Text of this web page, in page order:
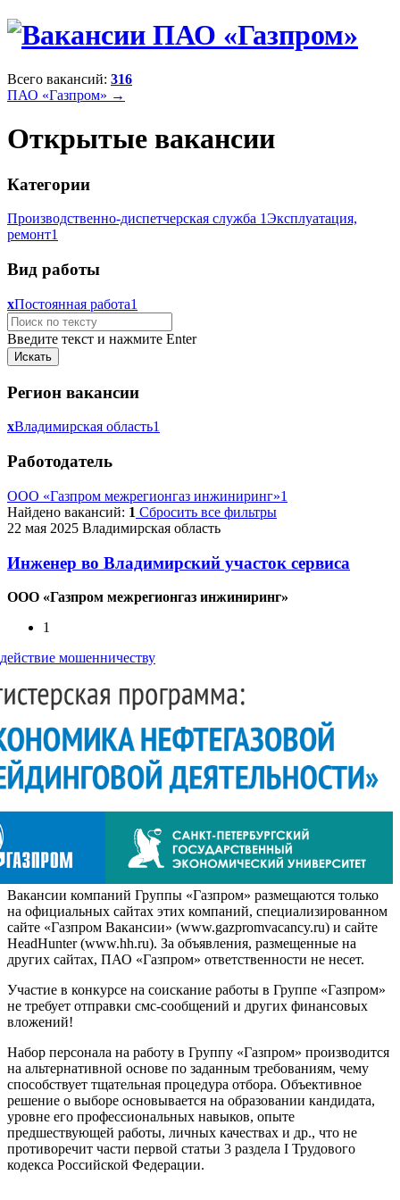
Всего вакансий: 316
ПАО «Газпром» →
Открытые вакансии
Категории
Производственно-диспетчерская служба 1Эксплуатация,
ремонт1
Вид работы
xПостоянная работа1
Введите текст и нажмите Enter
Регион вакансии
xВладимирская область1
Работодатель
ООО «Газпром межрегионгаз инжиниринг»1
Найдено вакансий: 1 Сбросить все фильтры
22 мая 2025 Владимирская область
Инженер во Владимирский участок сервиса
ООО «Газпром межрегионгаз инжиниринг»
1
мошенничеству
Вакансии компаний Группы «Газпром» размещаются только
на официальных сайтах этих компаний, специализированном
сайте «Газпром Вакансии» (www.gazpromvacancy.ru) и сайте
HeadHunter (www.hh.ru). За объявления, размещенные на
других сайтах, ПАО «Газпром» ответственности не несет.
Участие в конкурсе на соискание работы в Группе «Газпром»
не требует отправки смс-сообщений и других финансовых
вложений!
Набор персонала на работу в Группу «Газпром» производится
на альтернативной основе по заданным требованиям, чему
способствует тщательная процедура отбора. Объективное
решение о выборе основывается на образовании кандидата,
уровне его профессиональных навыков, опыте
предшествующей работы, личных качествах и др., что не
противоречит части первой статьи 3 раздела I Трудового
кодекса Российской Федерации.